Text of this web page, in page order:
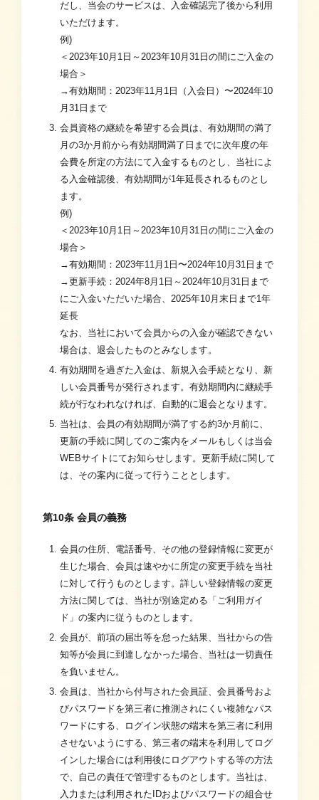
だし、当会のサービスは、入金確認完了後から利用
いただけます。
例)
＜2023年10月1日～2023年10月31日の間にご入金の
場合＞
→有効期間：2023年11月1日（入会日）〜2024年10
月31日まで
会員資格の継続を希望する会員は、有効期間の満了
月の3か月前から有効期間満了日までに次年度の年
会費を所定の方法にて入金するものとし、当社によ
る入金確認後、有効期間が1年延長されるものとし
ます。
例)
＜2023年10月1日～2023年10月31日の間にご入金の
場合＞
→有効期間：2023年11月1日〜2024年10月31日まで
→更新手続：2024年8月1日～2024年10月31日まで
にご入金いただいた場合、2025年10月末日まで1年
延長
なお、当社において会員からの入金が確認できない
場合は、退会したものとみなします。
有効期間を過ぎた入金は、新規入会手続となり、新
しい会員番号が発行されます。有効期間内に継続手
続が行なわれなければ、自動的に退会となります。
当社は、会員の有効期間が満了する約3か月前に、
更新の手続に関してのご案内をメールもしくは当会
WEBサイトにてお知らせします。更新手続に関して
は、その案内に従って行うこととします。
第10条 会員の義務
会員の住所、電話番号、その他の登録情報に変更が
生じた場合、会員は速やかに所定の変更手続を当社
に対して行うものとします。詳しい登録情報の変更
方法に関しては、当社が別途定める「ご利用ガイ
ド」の案内に従うものとします。
会員が、前項の届出等を怠った結果、当社からの告
知等が会員に到達しなかった場合、当社は一切責任
を負いません。
会員は、当社から付与された会員証、会員番号およ
びパスワードを第三者に推測されにくい複雑なパス
ワードにする、ログイン状態の端末を第三者に利用
させないようにする、第三者の端末を利用してログ
インした場合には利用後にログアウトする等の方法
で、自己の責任で管理するものとします。当社は、
入力または利用されたIDおよびパスワードの組合せ